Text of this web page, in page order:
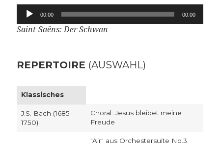
Audio-
Player00:00 00:00
Saint-Saëns: Der Schwan
REPERTOIRE (AUSWAHL)
Klassisches
J.S. Bach (1685-
1750)
Choral: Jesus bleibet meine
Freude
"Air" aus Orchestersuite No.3